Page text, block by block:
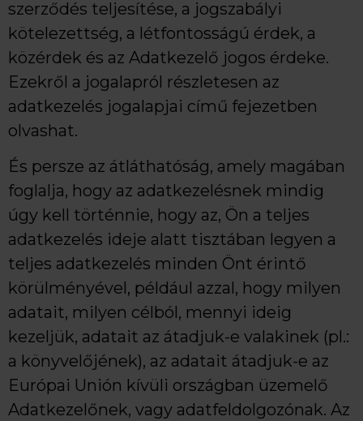
szerződés teljesítése, a jogszabályi
kötelezettség, a létfontosságú érdek, a
közérdek és az Adatkezelő jogos érdeke.
Ezekről a jogalapról részletesen az
adatkezelés jogalapjai című fejezetben
olvashat.
És persze az átláthatóság, amely magában
foglalja, hogy az adatkezelésnek mindig
úgy kell történnie, hogy az, Ön a teljes
adatkezelés ideje alatt tisztában legyen a
teljes adatkezelés minden Önt érintő
körülményével, például azzal, hogy milyen
adatait, milyen célból, mennyi ideig
kezeljük, adatait az átadjuk-e valakinek (pl.:
a könyvelőjének), az adatait átadjuk-e az
Európai Unión kívüli országban üzemelő
Adatkezelőnek, vagy adatfeldolgozónak. Az